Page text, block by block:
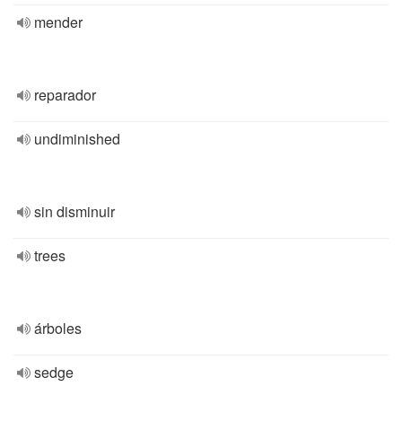
mender
reparador
undiminished
sin disminuir
trees
árboles
sedge